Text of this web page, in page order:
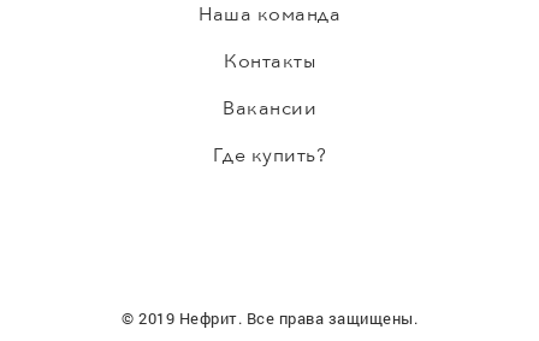
Наша команда
Контакты
Вакансии
Где купить?
© 2019 Нефрит. Все права защищены.